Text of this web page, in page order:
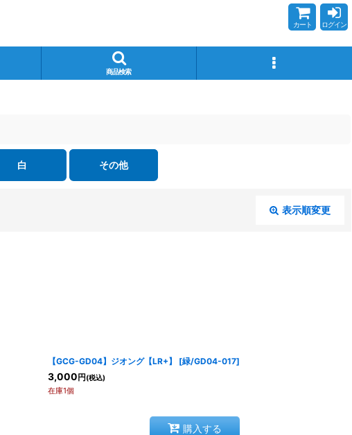
カート ログイン
商品検索
白 その他
表示順変更
【GCG-GD04】ジオング【LR+】 [緑/GD04-017]
3,000 円 (税込)
在庫1個
購入する